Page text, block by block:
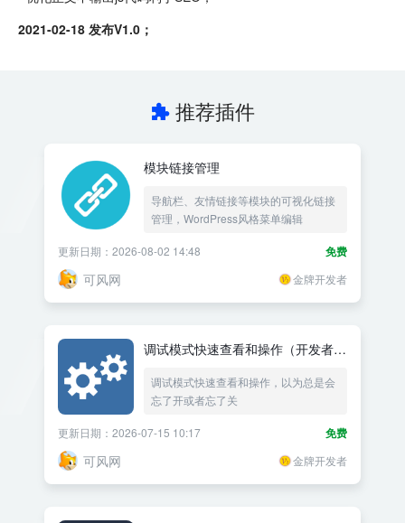
2021-02-18 发布V1.0；
推荐插件
模块链接管理
导航栏、友情链接等模块的可视化链接
管理，WordPress风格菜单编辑
免费
更新日期：2026-08-02 14:48
可风网 金牌开发者
调试模式快速查看和操作（开发者工
调试模式快速查看和操作，以为总是会
忘了开或者忘了关
免费
更新日期：2026-07-15 10:17
可风网 金牌开发者